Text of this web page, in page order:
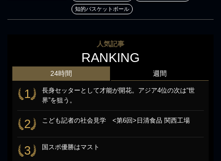
知的バスケットボール
人気記事
RANKING
24時間
1
長身セッターとして才能が開花。アジア4位の次は“世
界”を狙う。
2 こども記者の社会見学 <第6回>日清食品 関西工場
3 国スポ優勝はマスト
週間